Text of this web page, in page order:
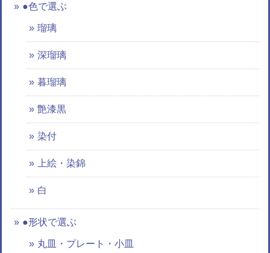
●色で選ぶ
瑠璃
深瑠璃
暮瑠璃
艶漆黒
染付
上絵・染錦
白
●形状で選ぶ
丸皿・プレート・小皿